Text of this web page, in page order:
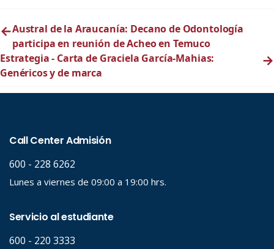
←Austral de la Araucanía: Decano de Odontología
participa en reunión de Acheo en Temuco
Estrategia - Carta de Graciela García-Mahias:
Genéricos y de marca
→